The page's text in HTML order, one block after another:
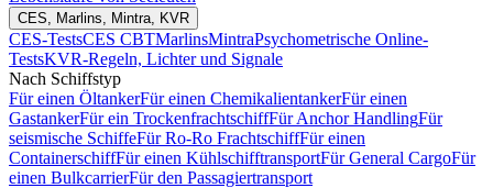
CES, Marlins, Mintra, KVR
CES-TestsCES CBTMarlinsMintraPsychometrische Online-
TestsKVR-Regeln, Lichter und Signale
Nach Schiffstyp
Für einen ÖltankerFür einen ChemikalientankerFür einen
GastankerFür ein TrockenfrachtschiffFür Anchor HandlingFür
seismische SchiffeFür Ro-Ro FrachtschiffFür einen
ContainerschiffFür einen KühlschifftransportFür General CargoFür
einen BulkcarrierFür den Passagiertransport